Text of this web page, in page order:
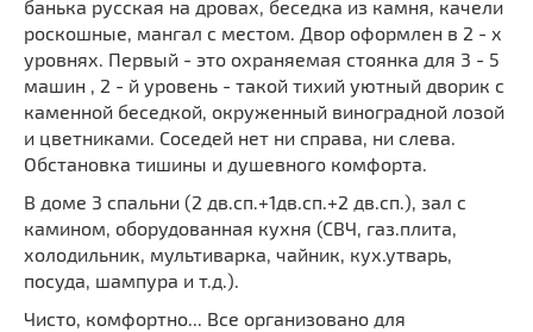
банька русская на дровах, беседка из камня, качели
роскошные, мангал с местом. Двор оформлен в 2 - х
уровнях. Первый - это охраняемая стоянка для 3 - 5
машин , 2 - й уровень - такой тихий уютный дворик с
каменной беседкой, окруженный виноградной лозой
и цветниками. Соседей нет ни справа, ни слева.
Обстановка тишины и душевного комфорта.
В доме 3 спальни (2 дв.сп.+1дв.сп.+2 дв.сп.), зал с
камином, оборудованная кухня (СВЧ, газ.плита,
холодильник, мультиварка, чайник, кух.утварь,
посуда, шампура и т.д.).
Чисто, комфортно... Все организовано для